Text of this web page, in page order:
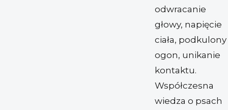
odwracanie
głowy, napięcie
ciała, podkulony
ogon, unikanie
kontaktu.
Współczesna
wiedza o psach